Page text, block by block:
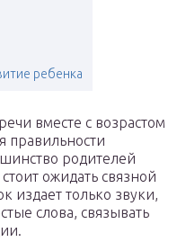
ребенка
вместе с возрастом
правильности
родителей
ожидать связной
издает только звуки,
слова, связывать